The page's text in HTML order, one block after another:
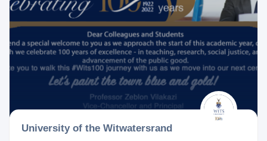
University of the Witwatersrand